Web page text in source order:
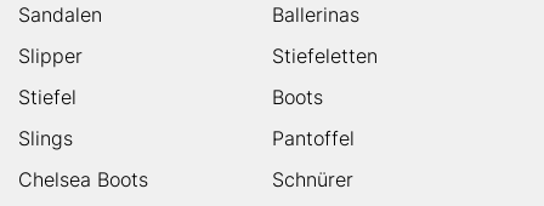
Sandalen
Ballerinas
Slipper
Stiefeletten
Stiefel
Boots
Slings
Pantoffel
Chelsea Boots
Schnürer